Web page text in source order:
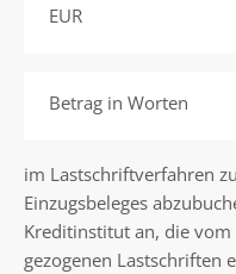
EUR
Betrag in Worten
im Lastschriftverfahren
Einzugsbeleges
Kreditinstitut an, die
gezogenen Lastschriften